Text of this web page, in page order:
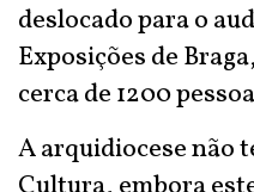
deslocado para o
Exposições de
cerca de 1200
A arquidiocese não